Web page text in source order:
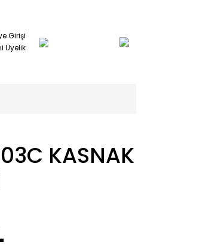
Girişi
Üyelik
KASNAK